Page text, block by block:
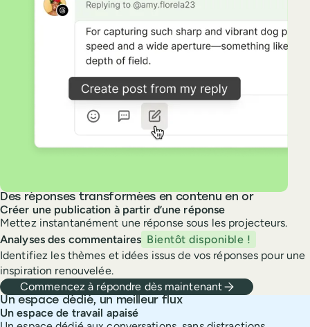
Des réponses transformées en contenu en or
Créer une publication à partir d’une réponse
Mettez instantanément une réponse sous les projecteurs.
Analyses des commentaires Bientôt disponible !
Identifiez les thèmes et idées issus de vos réponses pour une
inspiration renouvelée.
Commencez à répondre dès maintenant
Un espace dédié, un meilleur flux
Un espace de travail apaisé